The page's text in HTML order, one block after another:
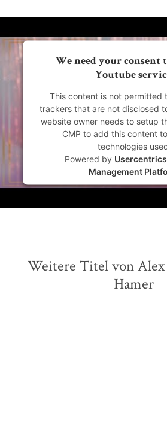
We need your consent
Youtube
This content is not permitted
trackers that are not disclosed
website owner needs to setup
CMP to add this content
technologies
Powered by
Management
Weitere Titel von
Hamer